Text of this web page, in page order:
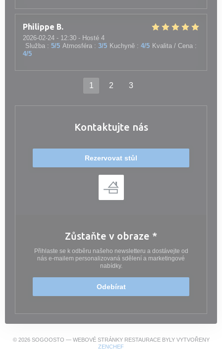
Philippe B
2026-02-24 - 12:30 - Hosté 4
Služba : 5/5 Atmosféra : 3/5 Kuchyně : 4/5 Kvalita / Cena :
4/5
1 2 3
Kontaktujte nás
Rezervovat stůl
Zůstaňte v obraze *
Přihlaste se k odběru našeho newsletteru a dostávejte od
nás e-mailem personalizovaná sdělení a marketingové
nabídky.
Odebírat
© 2026 SOGOOSTO — WEBOVÉ STRÁNKY RESTAURACE BYLY VYTVOŘENY
ZENCHEF((OTEVŘE SE V NOVÉM OKNĚ))